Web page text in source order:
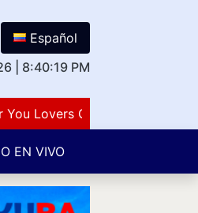
Español
8:40:19 PM
Of Number Guessing
EN VIVO